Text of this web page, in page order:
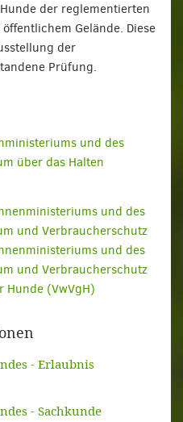
der reglementierten
Gelände. Diese
der
Prüfung.
und des
über das Halten
und des
und Verbraucherschutz
und des
und Verbraucherschutz
Hunde (VwVgH)
- Erlaubnis
- Sachkunde